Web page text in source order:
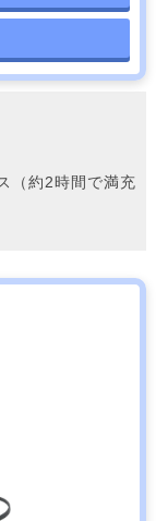
（約2時間で満充